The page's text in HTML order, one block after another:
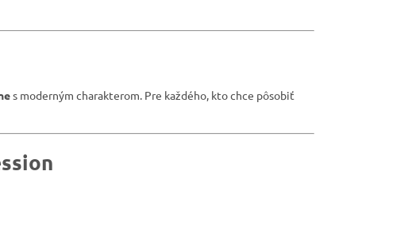
s moderným charakterom. Pre každého, kto chce pôsobiť